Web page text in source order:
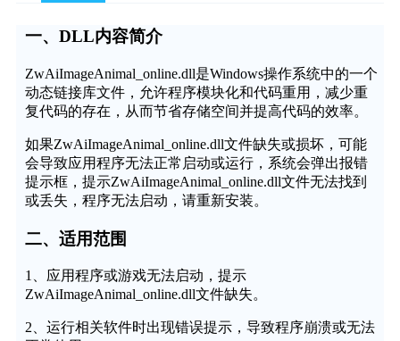
一、DLL内容简介
ZwAiImageAnimal_online.dll是Windows操作系统中的一个
动态链接库文件，允许程序模块化和代码重用，减少重
复代码的存在，从而节省存储空间并提高代码的效率。
如果ZwAiImageAnimal_online.dll文件缺失或损坏，可能
会导致应用程序无法正常启动或运行，系统会弹出报错
提示框，提示ZwAiImageAnimal_online.dll文件无法找到
或丢失，程序无法启动，请重新安装。
二、适用范围
1、应用程序或游戏无法启动，提示
ZwAiImageAnimal_online.dll文件缺失。
2、运行相关软件时出现错误提示，导致程序崩溃或无法